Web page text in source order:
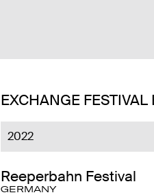
EXCHANGE
2022
Reeperbahn Festival
GERMANY